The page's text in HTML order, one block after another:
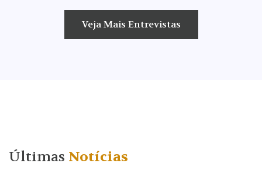
Veja Mais Entrevistas
Últimas Notícias